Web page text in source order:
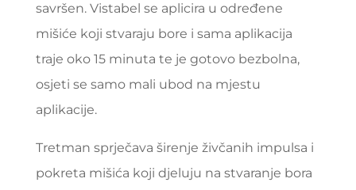
savršen. Vistabel se aplicira u određene
mišiće koji stvaraju bore i sama aplikacija
traje oko 15 minuta te je gotovo bezbolna,
osjeti se samo mali ubod na mjestu
aplikacije.
Tretman sprječava širenje živčanih impulsa i
pokreta mišića koji djeluju na stvaranje bora